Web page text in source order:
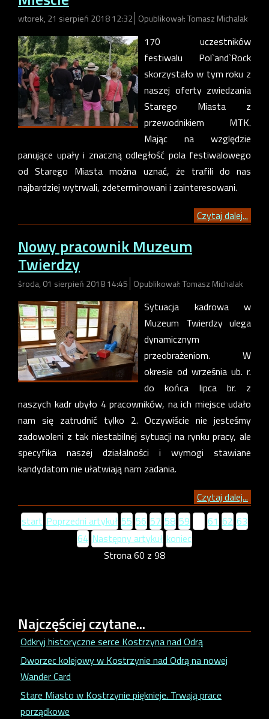
wtorek, 21 sierpień 2018 12:32 Opublikował: Tomasz Michalak
170 uczestników
festiwalu Pol`and`Rock
skorzystało w tym roku z
naszej oferty zwiedzania
Starego Miasta z
przewodnikiem MTK.
Mając na względzie
panujące upały i znaczną odległość pola festiwalowego
od Starego Miasta można uznać, że trafili do nas
najbardziej wytrwali, zdeterminowani i zainteresowani.
Czytaj dalej...
Nowy pracownik Muzeum
Twierdzy
środa, 01 sierpień 2018 14:45 Opublikował: Tomasz Michalak
Sytuacja kadrowa w
Muzeum Twierdzy ulega
dynamicznym
przeobrażeniom. W
okresie od września ub. r.
do końca lipca br. z
naszych kadr ubyło 4 pracowników, na ich miejsce udało
nam się zatrudnić tylko 2. Oczywiście nie jesteśmy
zadowoleni z tak niestabilnej sytuacji na rynku pracy, ale
specyfika naszej działalności i wymogi stawiane
kandydatom nie ułatwiają nam zadania.
Czytaj dalej...
start Poprzedni artykuł 55 56 57 58 59 61 62 63
64 Następny artykuł koniec
Strona 60 z 98
Najczęściejczytane...
Odkryj historyczne serce Kostrzyna nad Odrą
Dworzec kolejowy w Kostrzynie nad Odrą na nowej
Wander Card
Stare Miasto w Kostrzynie pięknieje. Trwają prace
porządkowe